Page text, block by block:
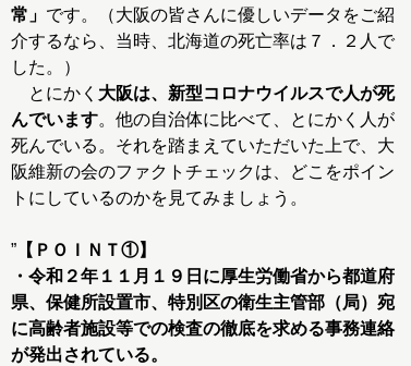
常」 です。（大阪の皆さんに優しいデータをご紹
介するなら、当時、北海道の死亡率は７．２人で
した。）
とにかく 大阪は、新型コロナウイルスで人が死
んでいます。他の自治体に比べて、とにかく人が
死んでいる。それを踏まえていただいた上で、大
阪維新の会のファクトチェックは、どこをポイン
トにしているのかを見てみましょう。
” 【ＰＯＩＮＴ①】
・令和２年１１月１９日に厚生労働省から都道府
県、保健所設置市、特別区の衛生主管部（局）宛
に高齢者施設等での検査の徹底を求める事務連絡
が発出されている。